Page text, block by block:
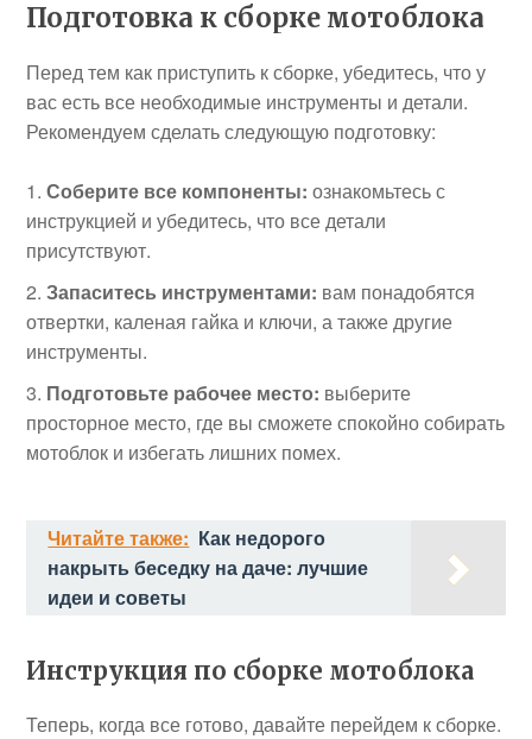
Подготовка к сборке мотоблока
Перед тем как приступить к сборке, убедитесь, что у
вас есть все необходимые инструменты и детали.
Рекомендуем сделать следующую подготовку:
Соберите все компоненты: ознакомьтесь с
инструкцией и убедитесь, что все детали
присутствуют.
Запаситесь инструментами: вам понадобятся
отвертки, каленая гайка и ключи, а также другие
инструменты.
Подготовьте рабочее место: выберите
просторное место, где вы сможете спокойно собирать
мотоблок и избегать лишних помех.
Читайте также: Как недорого
накрыть беседку на даче: лучшие
идеи и советы
Инструкция по сборке мотоблока
Теперь, когда все готово, давайте перейдем к сборке.